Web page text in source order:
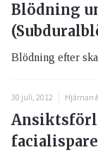
Blödning
30 juli, 2012 Hjärnan